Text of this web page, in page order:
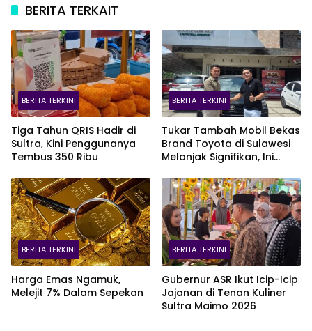
BERITA TERKAIT
BERITA TERKINI
Tiga Tahun QRIS Hadir di
Sultra, Kini Penggunanya
Tembus 350 Ribu
BERITA TERKINI
Tukar Tambah Mobil Bekas
Brand Toyota di Sulawesi
Melonjak Signifikan, Ini
BERITA TERKINI
Harga Emas Ngamuk,
Melejit 7% Dalam Sepekan
BERITA TERKINI
Gubernur ASR Ikut Icip-Icip
Jajanan di Tenan Kuliner
Sultra Maimo 2026